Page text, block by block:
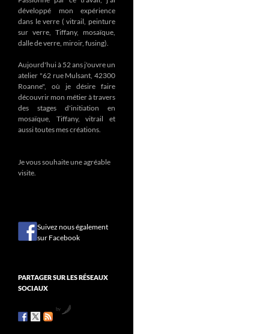
développé mon expérience
dans le verre ( vitrail, peinture
sur verre, Tiffany, mosaïque,
dalle de verre, miroir, fusing).
Aujourd'hui à 52 ans j'ouvre un
atelier "62 rue Mulsant, 42300
Roanne", où je désire faire
découvrir mon métier à travers
des stages d'initiation en
mosaïque, Tiffany, vitrail et
aussi toutes mes créations.
Je vous souhaite une agréable
visite.
Suivez nous également
sur Facebook
PARTAGER SUR LES RÉSEAUX
SOCIAUX
by